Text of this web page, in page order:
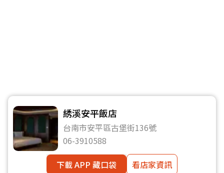
綉溪安平飯店
台南市安平區古堡街136號
06-3910588
下載 APP 藏口袋
看店家資訊